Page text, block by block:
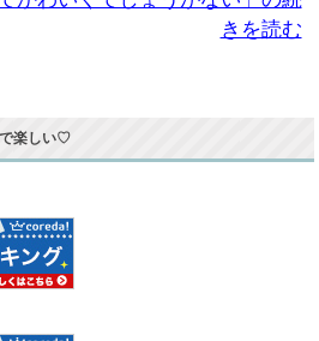
きを読む
楽しい♡